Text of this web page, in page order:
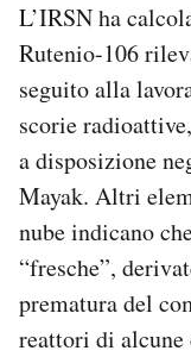
L’IRSN ha
Rutenio-106
seguito alla
scorie
a disposizione
Mayak. Altri
nube indicano
“fresche”,
prematura del
reattori di alcune